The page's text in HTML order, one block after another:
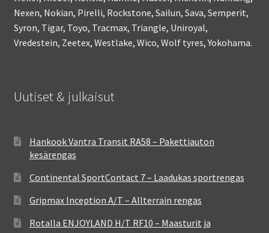
Nexen, Nokian, Pirelli, Rockstone, Sailun, Sava, Semperit,
Syron, Tigar, Toyo, Tracmax, Triangle, Uniroyal,
Vredestein, Zeetex, Westlake, Wico, Wolf tyres, Yokohama.
Uutiset & julkaisut
Hankook Vantra Transit RA58 – Pakettiauton
kesärengas
Continental SportContact 7 – Laadukas sportrengas
Gripmax Inception A/T – Allterrain rengas
Rotalla ENJOYLAND H/T RF10 – Maasturit ja